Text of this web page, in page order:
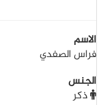
الاسم
فراس الصفدي
الجنس
ذكر